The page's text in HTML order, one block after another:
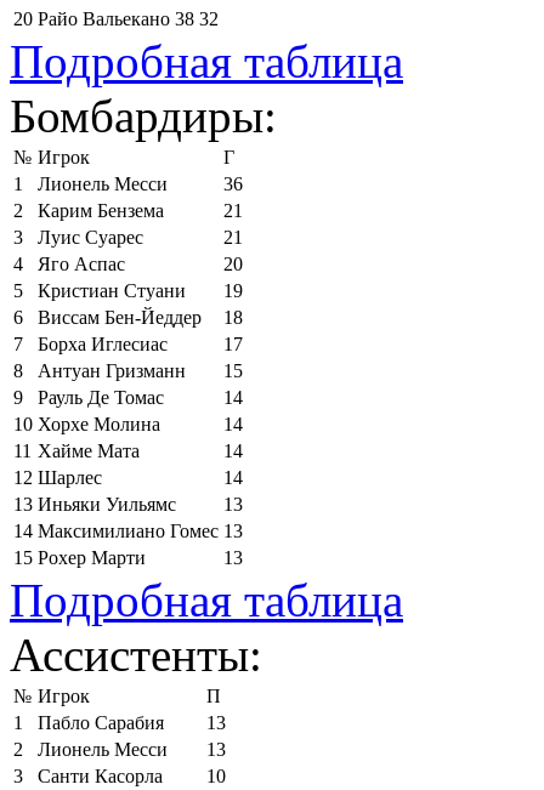
20 Райо Вальекано 38 32
Подробная таблица
Бомбардиры:
№ Игрок
Г
1
Лионель Месси
36
2
Карим Бензема
21
3
Луис Суарес
21
4
Яго Аспас
20
5
Кристиан Стуани
19
6
Виссам Бен-Йеддер
18
7
Борха Иглесиас
17
8
Антуан Гризманн
15
9
Рауль Де Томас
14
10 Хорхе Молина
14
11 Хайме Мата
14
12 Шарлес
14
13 Иньяки Уильямс
13
14 Максимилиано Гомес 13
15 Рохер Марти 13
Подробная таблица
Ассистенты:
№ Игрок
П
1
Пабло Сарабия
13
2
Лионель Месси
13
3
Санти Касорла
10